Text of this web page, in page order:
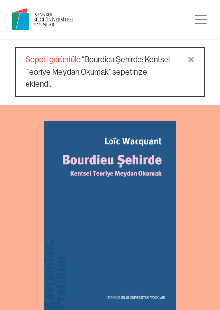
Sepeti görüntüle “Bourdieu Şehirde: Kentsel
Teoriye Meydan Okumak” sepetinize
eklendi.
×